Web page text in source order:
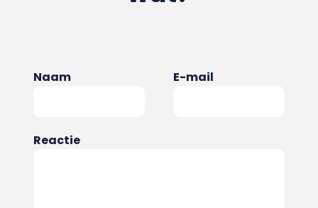
Naam E-mail
Reactie